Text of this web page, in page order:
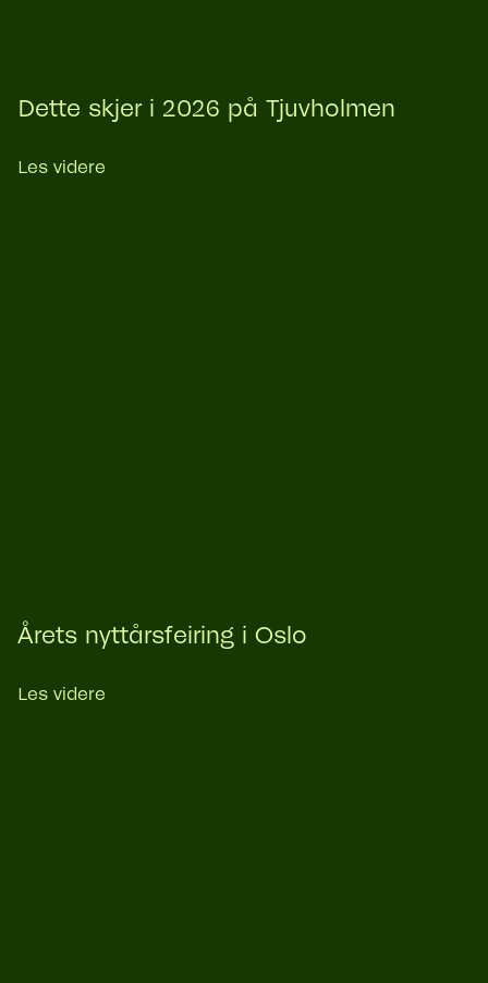
Dette skjer i 2026 på Tjuvholmen
Les videre
Årets nyttårsfeiring i Oslo
Les videre